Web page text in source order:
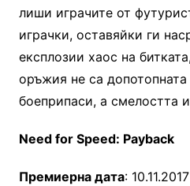
лиши играчите от
играчки, оставяйки ги
експлозии хаос на
оръжия не са
боеприпаси, а смелостта
Need for Speed: Payback
Премиерна дата: 10.11.2017